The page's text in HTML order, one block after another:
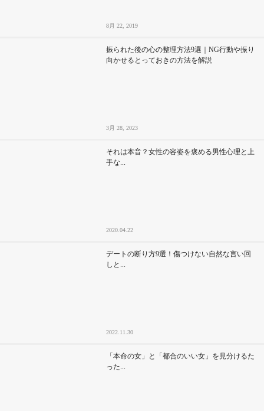
8月 22, 2019
振られた後の心の整理方法9選｜NG行動や振り
向かせるとっておきの方法を解説
3月 28, 2023
それは本音？女性の容姿を褒める男性心理と上
手な...
2020.04.22
デートの断り方9選！傷つけない自然な言い回
しと...
2022.11.30
「本命の女」と「都合のいい女」を見分けるた
った...